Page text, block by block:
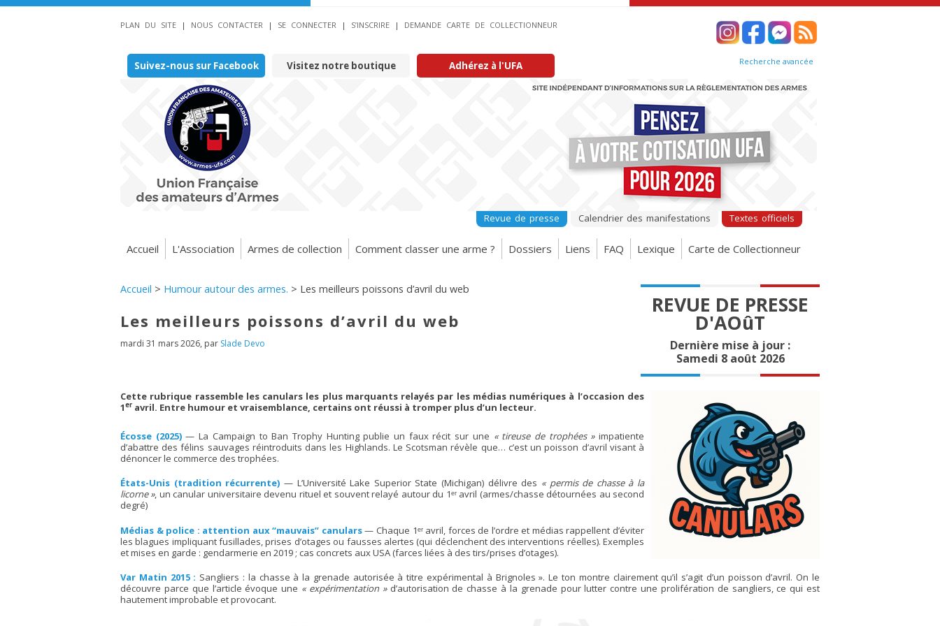
PLAN DU SITE | NOUS CONTACTER | SE CONNECTER | S’INSCRIRE | DEMANDE CARTE DE COLLECTIONNEUR
Suivez-nous sur Facebook Visitez notre boutique Adhérez à l'UFA Recherche avancée
Revue de presse Calendrier des manifestations Textes officiels
Accueil L'Association Armes de collection Comment classer une arme ? Dossiers Liens FAQ Lexique Carte de Collectionneur
REVUE DE PRESSE
D'AOûT
Dernière mise à jour :
Samedi 8 août 2026
Accueil > Humour autour des armes. > Les meilleurs poissons d’avril du web
Les meilleurs poissons d’avril du web
mardi 31 mars 2026, par Slade Devo
Cette rubrique rassemble les canulars les plus marquants relayés par les médias numériques à l’occasion des
1er avril. Entre humour et vraisemblance, certains ont réussi à tromper plus d’un lecteur.
Écosse (2025)— La Campaign to Ban Trophy Hunting publie un faux récit sur une « tireuse de trophées »impatiente
d’abattre des félins sauvages réintroduits dans les Highlands. Le Scotsman révèle que… c’est un poisson d’avril visant à
dénoncer le commerce des trophées.
États-Unis (tradition récurrente) — L’Université Lake Superior State (Michigan) délivre des « permis de chasse à la
licorne », un canular universitaire devenu rituel et souvent relayé autour du 1ᵉʳ avril (armes/chasse détournées au second
degré)
Médias & police : attention aux “mauvais” canulars— Chaque 1ᵉʳ avril, forces de l’ordre et médias rappellent d’éviter
les blagues impliquant fusillades, prises d’otages ou fausses alertes (qui déclenchent des interventions réelles). Exemples
et mises en garde : gendarmerie en 2019 ; cas concrets aux USA (farces liées à des tirs/prises d’otages).
Var Matin 2015 : Sangliers : la chasse à la grenade autorisée à titre expérimental à Brignoles ». Le ton montre clairement qu’il s’agit d’un poisson d’avril. On le
découvre parce que l’article évoque une « expérimentation »d’autorisation de chasse à la grenade pour lutter contre une prolifération de sangliers, ce qui est
hautement improbable et provocant.